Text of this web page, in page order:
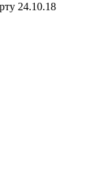
24.10.18